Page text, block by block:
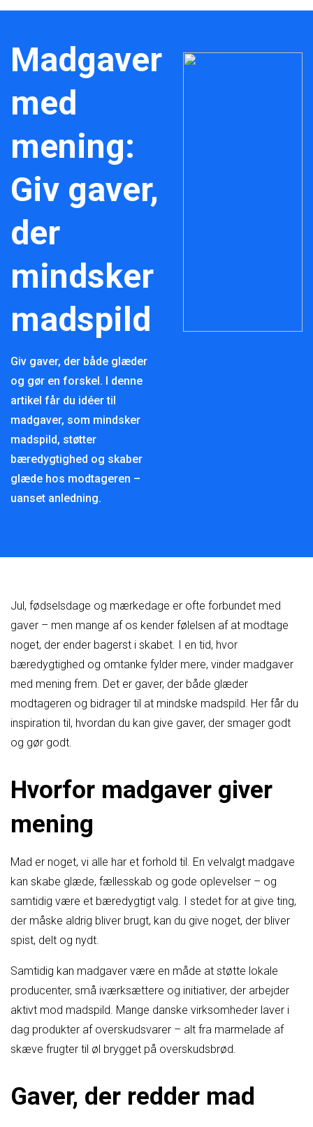
Madgaver
med
mening:
Giv gaver,
der
mindsker
madspild
Giv gaver, der både glæder
og gør en forskel. I denne
artikel får du idéer til
madgaver, som mindsker
madspild, støtter
bæredygtighed og skaber
glæde hos modtageren –
uanset anledning.
Jul, fødselsdage og mærkedage er ofte forbundet med
gaver – men mange af os kender følelsen af at modtage
noget, der ender bagerst i skabet. I en tid, hvor
bæredygtighed og omtanke fylder mere, vinder madgaver
med mening frem. Det er gaver, der både glæder
modtageren og bidrager til at mindske madspild. Her får du
inspiration til, hvordan du kan give gaver, der smager godt
og gør godt.
Hvorfor madgaver giver
mening
Mad er noget, vi alle har et forhold til. En velvalgt madgave
kan skabe glæde, fællesskab og gode oplevelser – og
samtidig være et bæredygtigt valg. I stedet for at give ting,
der måske aldrig bliver brugt, kan du give noget, der bliver
spist, delt og nydt.
Samtidig kan madgaver være en måde at støtte lokale
producenter, små iværksættere og initiativer, der arbejder
aktivt mod madspild. Mange danske virksomheder laver i
dag produkter af overskudsvarer – alt fra marmelade af
skæve frugter til øl brygget på overskudsbrød.
Gaver, der redder mad